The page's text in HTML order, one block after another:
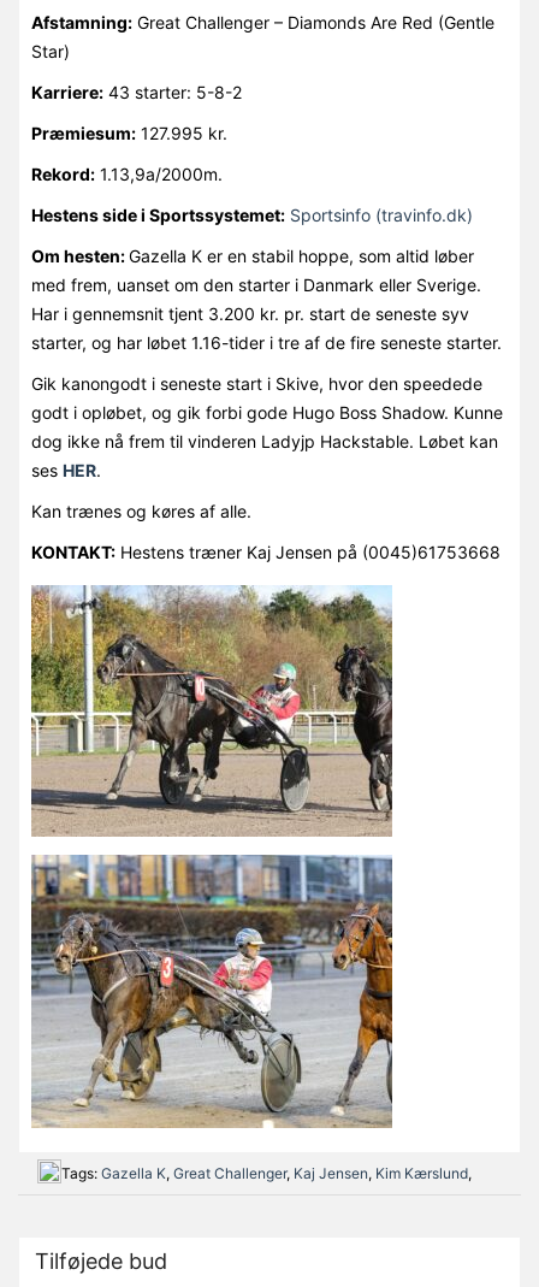
Afstamning:Great Challenger – Diamonds Are Red (Gentle
Star)
Karriere:43 starter: 5-8-2
Præmiesum:127.995 kr.
Rekord:1.13,9a/2000m.
Hestens side i Sportssystemet: Sportsinfo (travinfo.dk)
Om hesten:Gazella K er en stabil hoppe, som altid løber
med frem, uanset om den starter i Danmark eller Sverige.
Har i gennemsnit tjent 3.200 kr. pr. start de seneste syv
starter, og har løbet 1.16-tider i tre af de fire seneste starter.
Gik kanongodt i seneste start i Skive, hvor den speedede
godt i opløbet, og gik forbi gode Hugo Boss Shadow. Kunne
dog ikke nå frem til vinderen Ladyjp Hackstable. Løbet kan
ses HER.
Kan trænes og køres af alle.
KONTAKT:Hestens træner Kaj Jensen på (0045)61753668
Tags: Gazella K, Great Challenger, Kaj Jensen, Kim Kærslund,
Tilføjede bud